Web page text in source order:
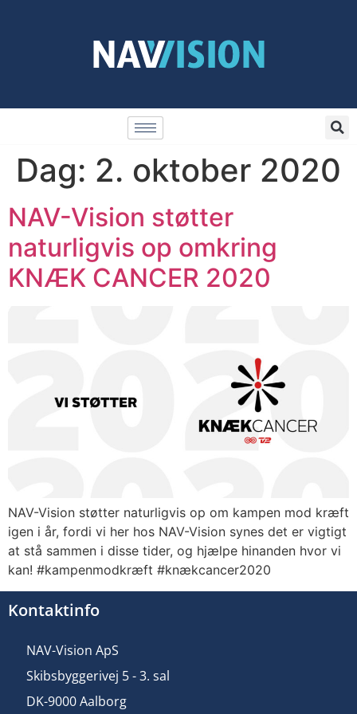
Dag: 2. oktober 2020
NAV-Vision støtter
naturligvis op omkring
KNÆK CANCER 2020
NAV-Vision støtter naturligvis op om kampen mod kræft
igen i år, fordi vi her hos NAV-Vision synes det er vigtigt
at stå sammen i disse tider, og hjælpe hinanden hvor vi
kan! #kampenmodkræft #knækcancer2020
Kontaktinfo
NAV-Vision ApS
Skibsbyggerivej 5 - 3. sal
DK-9000 Aalborg